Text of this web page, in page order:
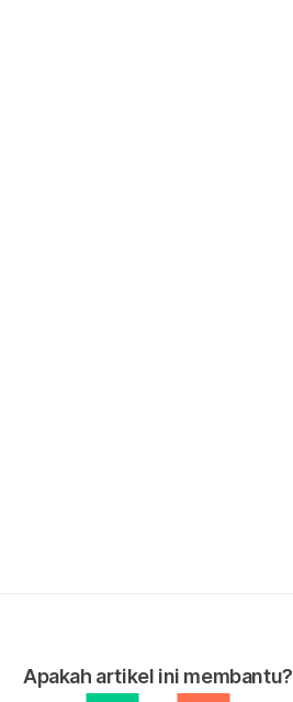
Apakah artikel ini membantu?